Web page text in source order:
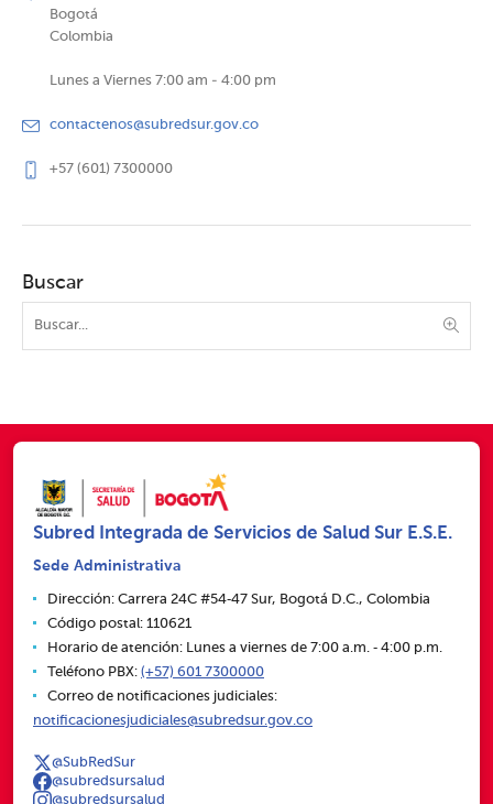
Bogotá
Colombia
Lunes a Viernes 7:00 am - 4:00 pm
contactenos@subredsur.gov.co
+57 (601) 7300000
Buscar
Subred Integrada de Servicios de Salud Sur E.S.E.
Sede Administrativa
Dirección: Carrera 24C #54‑47 Sur, Bogotá D.C., Colombia
Código postal: 110621
Horario de atención: Lunes a viernes de 7:00 a.m. ‑ 4:00 p.m.
Teléfono PBX: (+57) 601 7300000
Correo de notificaciones judiciales:
notificacionesjudiciales@subredsur.gov.co
@SubRedSur
@subredsursalud
@subredsursalud